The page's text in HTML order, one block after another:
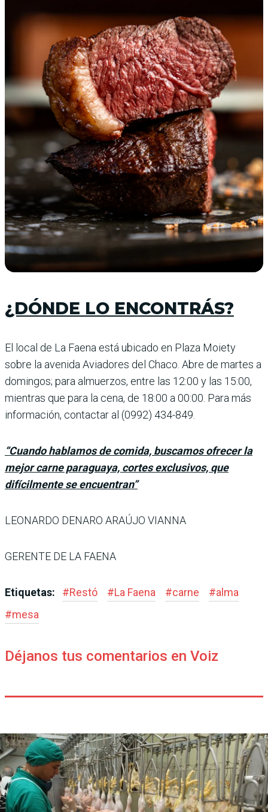
¿DÓNDE LO ENCONTRÁS?
El local de La Faena está ubi­cado en Plaza Moiety
sobre la avenida Aviadores del Chaco. Abre de martes a
domingos; para almuerzos, entre las 12:00 y las 15:00,
mientras que para la cena, de 18:00 a 00:00. Para más
información, contactar al (0992) 434-849.
“Cuando hablamos de comida, buscamos ofrecer la
mejor carne paraguaya, cortes exclusivos, que
difícilmente se encuentran”
LEONARDO DENARO ARAÚJO VIANNA
GERENTE DE LA FAENA
Etiquetas: #Restó #La Faena #carne #alma
#mesa
Déjanos tus comentarios en Voiz